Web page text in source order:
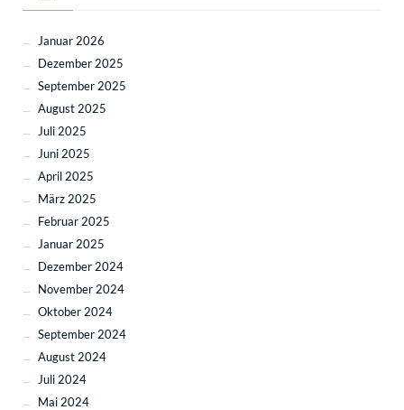
Januar 2026
Dezember 2025
September 2025
August 2025
Juli 2025
Juni 2025
April 2025
März 2025
Februar 2025
Januar 2025
Dezember 2024
November 2024
Oktober 2024
September 2024
August 2024
Juli 2024
Mai 2024